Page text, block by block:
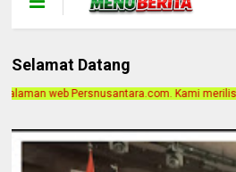
Selamat Datang
Kami merilis berita dengan motto Akurat,